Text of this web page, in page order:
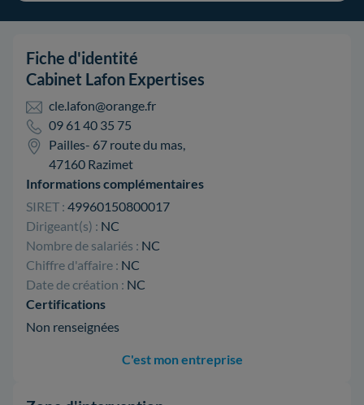
Fiche d'identité
Cabinet Lafon Expertises
cle.lafon@orange.fr
09 61 40 35 75
Pailles- 67 route du mas,
47160 Razimet
Informations complémentaires
SIRET : 49960150800017
Dirigeant(s) : NC
Nombre de salariés : NC
Chiffre d'affaire : NC
Date de création : NC
Certifications
Non renseignées
C'est mon entreprise